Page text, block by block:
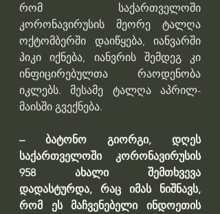
რომ საქართველოში
კორონავირუსის მეორე ტალღა
ოქტომბერში დაიწყება, იანვარში
პიკი იქნება, იანვრის შემდეგ კი
ინფიცირებულთა რაოდენობა
იკლებს. მესამე ტალღა აპრილ-
მაისში გვექნება.
– ბატონო გიორგი, დღეს
საქართველოში კორონავირუსის
958 ახალი შემთხვევა
დადასტურდა, რაც იმას ნიშნავს,
რომ ეს მაჩვენებელი ინდოეთის